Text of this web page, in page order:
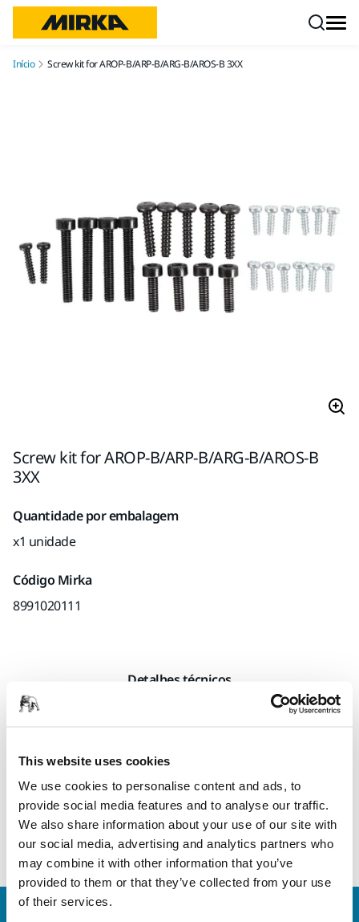
This website uses cookies
We use cookies to personalise content and ads, to
provide social media features and to analyse our traffic.
We also share information about your use of our site with
our social media, advertising and analytics partners who
may combine it with other information that you’ve
provided to them or that they’ve collected from your use
of their services.
Início Screw kit for AROP-B/ARP-B/ARG-B/AROS-B 3XX
Screw kit for AROP-B/ARP-B/ARG-B/AROS-B
3XX
Quantidade por embalagem
x1 unidade
Código Mirka
8991020111
Detalhes técnicos